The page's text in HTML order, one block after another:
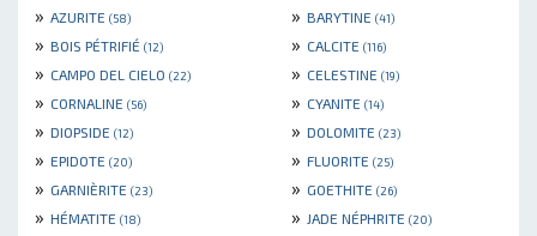
» AZURITE (58) » BARYTINE (41)
» BOIS PÉTRIFIÉ (12) » CALCITE (116)
» CAMPO DEL CIELO (22) » CELESTINE (19)
» CORNALINE (56) » CYANITE (14)
» DIOPSIDE (12) » DOLOMITE (23)
» EPIDOTE (20) » FLUORITE (25)
» GARNIÈRITE (23) » GOETHITE (26)
» HÉMATITE (18) » JADE NÉPHRITE (20)